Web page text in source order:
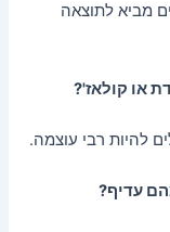
מביא לתוצאה
להיות רבי עוצמה.